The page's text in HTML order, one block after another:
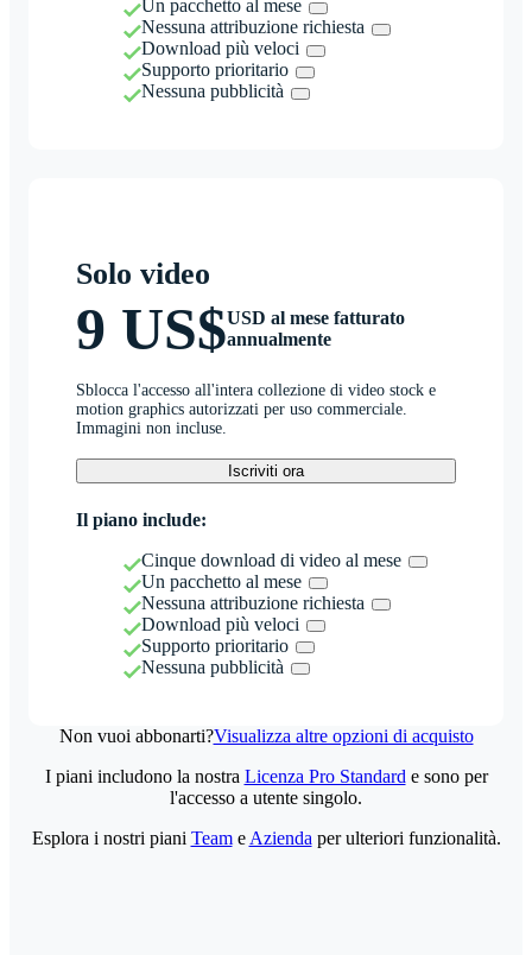
Un pacchetto al mese
Nessuna attribuzione richiesta
Download più veloci
Supporto prioritario
Nessuna pubblicità
Solo video
9 US$USD al mese fatturato
annualmente
Sblocca l'accesso all'intera collezione di video stock e
motion graphics autorizzati per uso commerciale.
Immagini non incluse.
Iscriviti ora
Il piano include:
Cinque download di video al mese
Un pacchetto al mese
Nessuna attribuzione richiesta
Download più veloci
Supporto prioritario
Nessuna pubblicità
Non vuoi abbonarti?Visualizza altre opzioni di acquisto
I piani includono la nostra Licenza Pro Standard e sono per
l'accesso a utente singolo.
Esplora i nostri piani Teame Azienda per ulteriori funzionalità.